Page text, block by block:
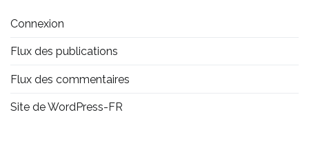
Connexion
Flux des publications
Flux des commentaires
Site de WordPress-FR